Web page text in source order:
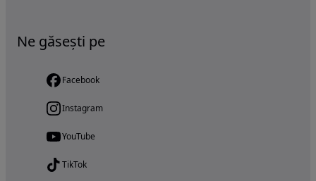
Ne găsești pe
Facebook
Instagram
YouTube
TikTok